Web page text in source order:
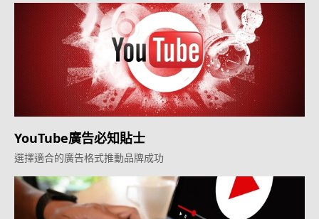
YouTube廣告必知貼士
選擇適合的廣告格式推動品牌成功